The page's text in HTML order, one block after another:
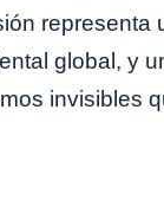
representa
global, y
invisibles